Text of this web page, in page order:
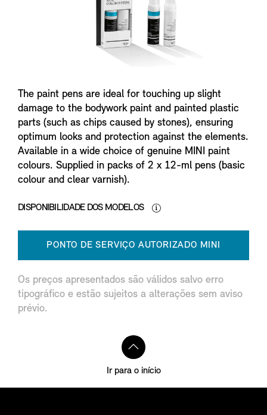
The paint pens are ideal for touching up slight
damage to the bodywork paint and painted plastic
parts (such as chips caused by stones), ensuring
optimum looks and protection against the elements.
Available in a wide choice of genuine MINI paint
colours. Supplied in packs of 2 x 12-ml pens (basic
colour and clear varnish).
DISPONIBILIDADE DOS MODELOS
PONTO DE SERVIÇO AUTORIZADO MINI
Os preços apresentados são válidos salvo erro
tipográfico e estão sujeitos a alterações sem aviso
prévio.
Ir para o início